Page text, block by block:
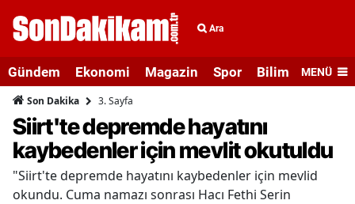
Ara
Gündem Ekonomi Magazin Spor Bilim veMENÜ
Son Dakika 3. Sayfa
Siirt'te depremde hayatını
kaybedenler için mevlit okutuldu
"Siirt'te depremde hayatını kaybedenler için mevlid
okundu. Cuma namazı sonrası Hacı Fethi Serin